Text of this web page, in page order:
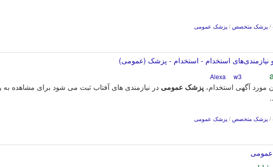
/ پزشک متخصص / پزشک عمومی
نیازمندی‌های استخدام - استخدام - پزشک (عمومی)
w3
مورد آگهی استخدام، پزشک عمومی در نیازمندی های آفتاب ثبت می شود برای مشاهده
/ پزشک متخصص / پزشک عمومی